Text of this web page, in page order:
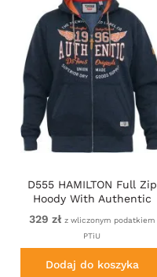
D555 HAMILTON Full Zip
Hoody With Authentic
1996 Chest Print Denim
329 zł z wliczonym podatkiem
PTiU
Dodaj do koszyka